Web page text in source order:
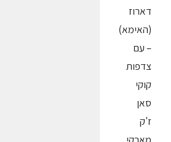
דארוז
(האימא)
– עם
צדפות
קוקי
סאן
ז'ק